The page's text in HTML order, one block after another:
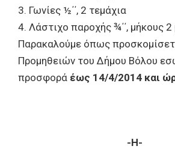
3. Γωνίες ½΄΄, 2 τεμάχια
4. Λάστιχο παροχής ¾΄΄, μήκους
Παρακαλούμε όπως
Προμηθειών του Δήμου Βόλου
προσφορά έως 14/4/2014 και
-Η-